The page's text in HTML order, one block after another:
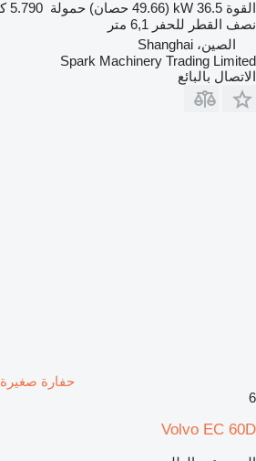
القوة 36.5 kW (49.66 حصان) حمولة 5.790 كجم
نصف القطر للحفر 6,1 متر
الصين، Shanghai
Spark Machinery Trading Limited
الاتصال بالبائع
حفارة صغيرة Volvo EC 60D
6
Volvo EC 60D